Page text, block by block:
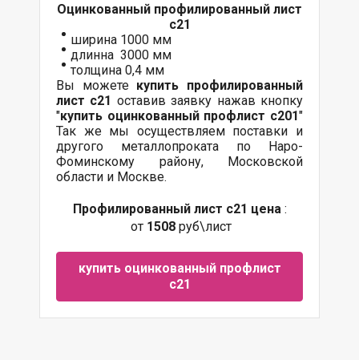
Оцинкованный профилированный лист
с21
ширина 1000 мм
длинна 3000 мм
толщина 0,4 мм
Вы можетекупить профилированный
лист с21 оставив заявку нажав кнопку
"купить оцинкованный профлист с201"
Так же мы осуществляем поставки и
другого металлопроката по Наро-
Фоминскому району, Московской
области и Москве.
Профилированный лист с21 цена :
от 1508 руб\лист
купить оцинкованный профлист
с21